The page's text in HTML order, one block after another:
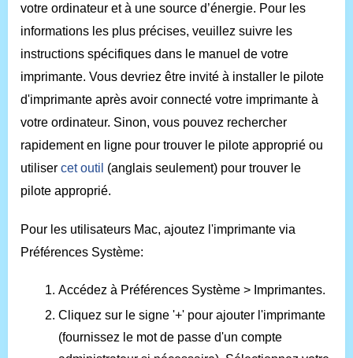
votre ordinateur et à une source d’énergie. Pour les
informations les plus précises, veuillez suivre les
instructions spécifiques dans le manuel de votre
imprimante. Vous devriez être invité à installer le pilote
d'imprimante après avoir connecté votre imprimante à
votre ordinateur. Sinon, vous pouvez rechercher
rapidement en ligne pour trouver le pilote approprié ou
utiliser cet outil (anglais seulement) pour trouver le
pilote approprié.
Pour les utilisateurs Mac, ajoutez l'imprimante via
Préférences Système:
Accédez à Préférences Système > Imprimantes.
Cliquez sur le signe '+' pour ajouter l'imprimante
(fournissez le mot de passe d'un compte